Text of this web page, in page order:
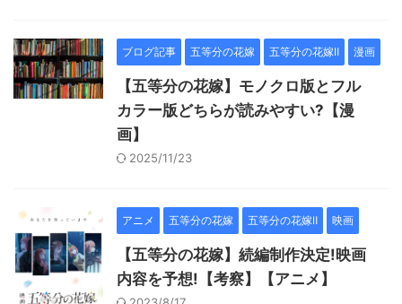
ブログ記事 五等分の花嫁 五等分の花嫁Ⅱ 漫画
【五等分の花嫁】モノクロ版とフル
カラー版どちらが読みやすい?【漫
画】
2025/11/23
アニメ 五等分の花嫁 五等分の花嫁Ⅱ 映画
【五等分の花嫁】続編制作決定!映画
内容を予想!【考察】【アニメ】